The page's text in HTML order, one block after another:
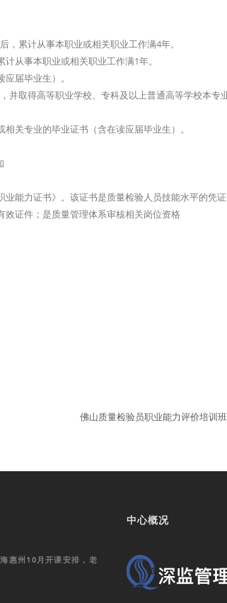
，累计从事本职业或相关职业工作满4年。
从事本职业或相关职业工作满1年。
届毕业生）。
并取得高等职业学校、专科及以上普通高等学校本专
关专业的毕业证书（含在读应届毕业生）。
能力证书》。该证书是质量检验人员技能水平的凭证
证件；是质量管理体系审核相关岗位资格
佛山质量检验员职业能力评价培训
惠州10月开课安排，老
中心概况